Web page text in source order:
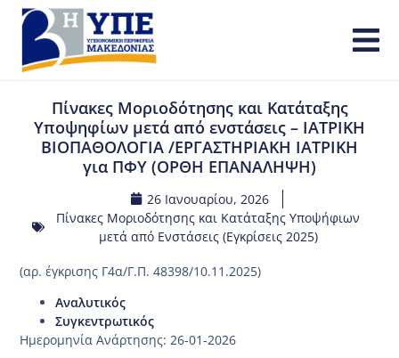
Πίνακες Μοριοδότησης και Κατάταξης
Υποψηφίων μετά από ενστάσεις – ΙΑΤΡΙΚΗ
ΒΙΟΠΑΘΟΛΟΓΙΑ /ΕΡΓΑΣΤΗΡΙΑΚΗ ΙΑΤΡΙΚΗ
για ΠΦΥ (ΟΡΘΗ ΕΠΑΝΑΛΗΨΗ)
26 Ιανουαρίου, 2026
Πίνακες Μοριοδότησης και Κατάταξης Υποψήφιων
μετά από Ενστάσεις (Εγκρίσεις 2025)
(αρ. έγκρισης Γ4α/Γ.Π. 48398/10.11.2025)
Αναλυτικός
Συγκεντρωτικός
Ημερομηνία Ανάρτησης: 26-01-2026